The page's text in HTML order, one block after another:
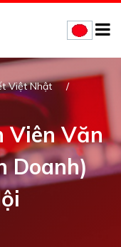
Việt Nhật
Viên Văn
Doanh)